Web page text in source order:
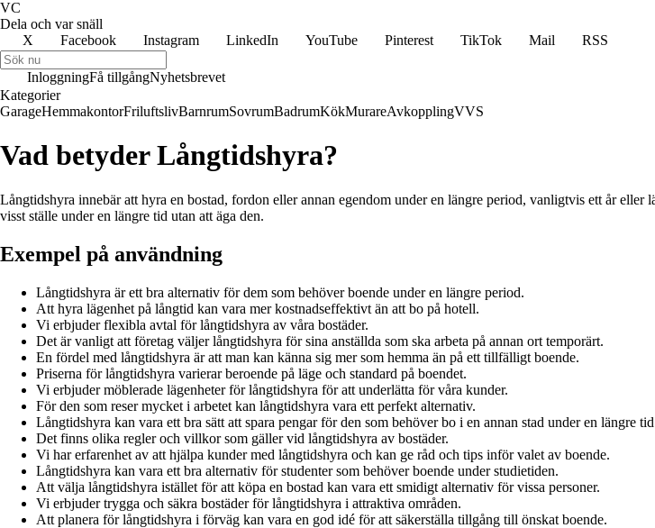
VC
Dela och var snäll
X
Facebook Instagram LinkedIn YouTube Pinterest TikTok Mail RSS
InloggningFå tillgångNyhetsbrevet
Kategorier
GarageHemmakontorFriluftslivBarnrumSovrumBadrumKökMurareAvkopplingVVS
Vad betyder Långtidshyra?
Långtidshyra innebär att hyra en bostad, fordon eller annan egendom under en längre period, vanligtvis ett år
visst ställe under en längre tid utan att äga den.
Exempel på användning
Långtidshyra är ett bra alternativ för dem som behöver boende under en längre period.
Att hyra lägenhet på långtid kan vara mer kostnadseffektivt än att bo på hotell.
Vi erbjuder flexibla avtal för långtidshyra av våra bostäder.
Det är vanligt att företag väljer långtidshyra för sina anställda som ska arbeta på annan ort temporärt.
En fördel med långtidshyra är att man kan känna sig mer som hemma än på ett tillfälligt boende.
Priserna för långtidshyra varierar beroende på läge och standard på boendet.
Vi erbjuder möblerade lägenheter för långtidshyra för att underlätta för våra kunder.
För den som reser mycket i arbetet kan långtidshyra vara ett perfekt alternativ.
Långtidshyra kan vara ett bra sätt att spara pengar för den som behöver bo i en annan stad under en längre
Det finns olika regler och villkor som gäller vid långtidshyra av bostäder.
Vi har erfarenhet av att hjälpa kunder med långtidshyra och kan ge råd och tips inför valet av boende.
Långtidshyra kan vara ett bra alternativ för studenter som behöver boende under studietiden.
Att välja långtidshyra istället för att köpa en bostad kan vara ett smidigt alternativ för vissa personer.
Vi erbjuder trygga och säkra bostäder för långtidshyra i attraktiva områden.
Att planera för långtidshyra i förväg kan vara en god idé för att säkerställa tillgång till önskat boende.